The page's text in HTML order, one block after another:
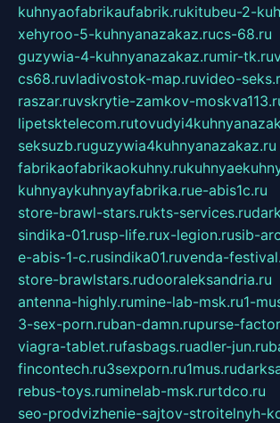
kuhnyaofabrikaufabrik.rukitubeu-2-
xehyroo-5-kuhnyanazakaz.rucs-68.ru
guzywia-4-kuhnyanazakaz.rumir-tk.ru
cs68.ruvladivostok-map.ruvideo-
raszar.ruvskrytie-zamkov-
lipetsktelecom.ru
seksuzb.ruguzywia4kuhnyanazakaz.ru
fabrikaofabrikaokuhny.ru
kuhnyaykuhnyayfabrika.rue-abis1c.ru
store-brawl-stars.rukts-services.ru
sindika-01.rusp-life.rux-legion.rusib-
e-abis-1-c.rusindika01.ruvenda-
store-brawlstars.rudooraleksandria.ru
antenna-highly.rumine-lab-msk.ru1-
3-sex-porn.ruban-damn.rupurse-
viagra-tablet.rufasbags.ruadler-jun.ru
fincontech.ru3sexporn.ru1mus.ru
rebus-toys.ruminelab-msk.rurtdco.ru
seo-prodvizhenie-sajtov-stroitelnyh-